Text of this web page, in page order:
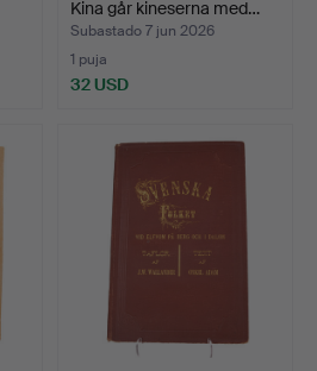
Kina går kineserna med…
Subastado 7 jun 2026
1 puja
32 USD